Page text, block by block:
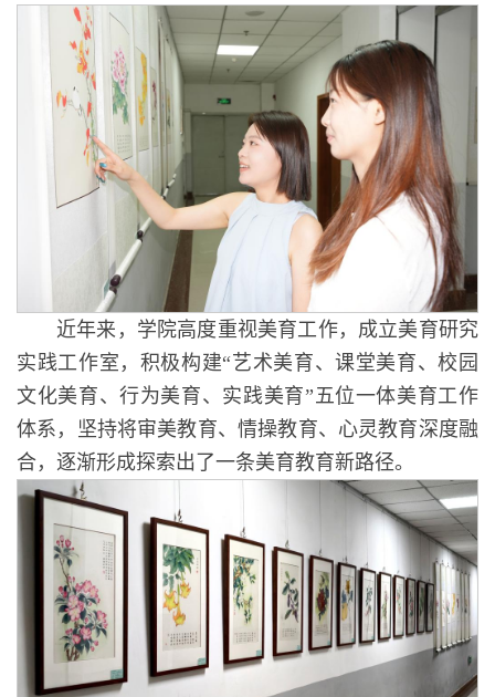
近年来，学院高度重视美育工作，成立美育研究
实践工作室，积极构建“艺术美育、课堂美育、校园
文化美育、行为美育、实践美育”五位一体美育工作
体系，坚持将审美教育、情操教育、心灵教育深度融
合，逐渐形成探索出了一条美育教育新路径。